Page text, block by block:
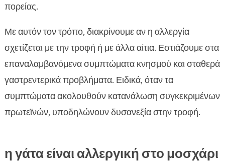
πορείας.
Με αυτόν τον τρόπο, διακρίνουμε αν η αλλεργία
σχετίζεται με την τροφή ή με άλλα αίτια. Εστιάζουμε στα
επαναλαμβανόμενα συμπτώματα κνησμού και σταθερά
γαστρεντερικά προβλήματα. Ειδικά, όταν τα
συμπτώματα ακολουθούν κατανάλωση συγκεκριμένων
πρωτεϊνών, υποδηλώνουν δυσανεξία στην τροφή.
η γάτα είναι αλλεργική στο μοσχάρι